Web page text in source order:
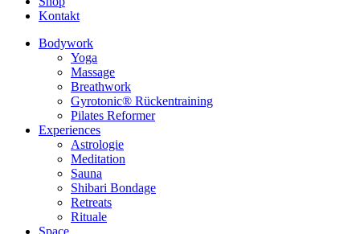
Kontakt
Bodywork
Yoga
Massage
Breathwork
Gyrotonic® Rückentraining
Pilates Reformer
Experiences
Astrologie
Meditation
Sauna
Shibari Bondage
Retreats
Rituale